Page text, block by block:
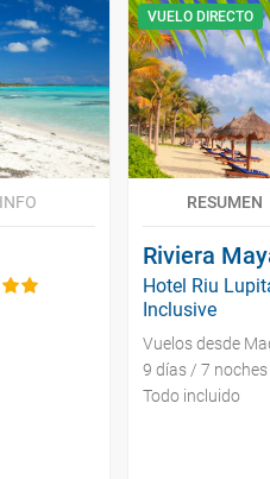
VUELO DIRECTO
RESUMEN
Riviera
Hotel Riu
Inclusive
Vuelos desde
9 días / 7 noches
Todo incluido